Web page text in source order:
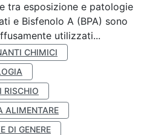
tra esposizione e patologie
e Bisfenolo A (BPA) sono
utilizzati...
CHIMICI
RISCHIO
ALIMENTARE
DI GENERE